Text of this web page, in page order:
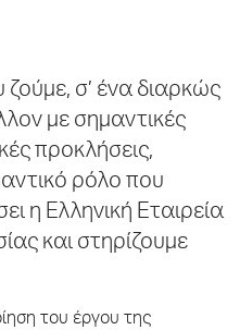
ζούμε, σ’ ένα διαρκώς
με σημαντικές
προκλήσεις,
ρόλο που
η Ελληνική Εταιρεία
και στηρίζουμε
του έργου της